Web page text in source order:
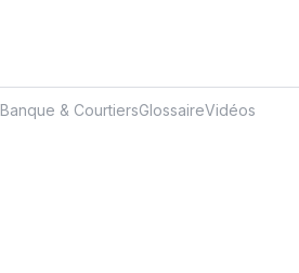
Banque & CourtiersGlossaireVidéos